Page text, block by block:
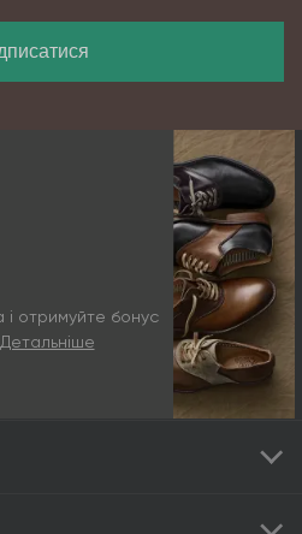
і отримуйте бонус
Детальніше